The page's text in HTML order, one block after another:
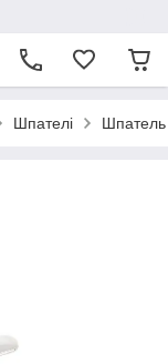
Шпателі Шпатель